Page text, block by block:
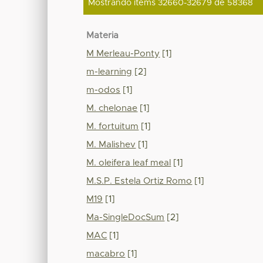
Mostrando ítems 32660-32679 de 58368
Materia
M Merleau-Ponty [1]
m-learning [2]
m-odos [1]
M. chelonae [1]
M. fortuitum [1]
M. Malishev [1]
M. oleifera leaf meal [1]
M.S.P. Estela Ortiz Romo [1]
M19 [1]
Ma-SingleDocSum [2]
MAC [1]
macabro [1]